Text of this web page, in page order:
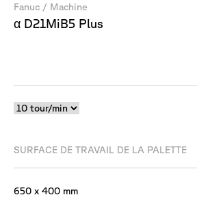
Fanuc / Machine
α D21MiB5 Plus
SURFACE DE TRAVAIL DE LA PALETTE
650 x 400 mm